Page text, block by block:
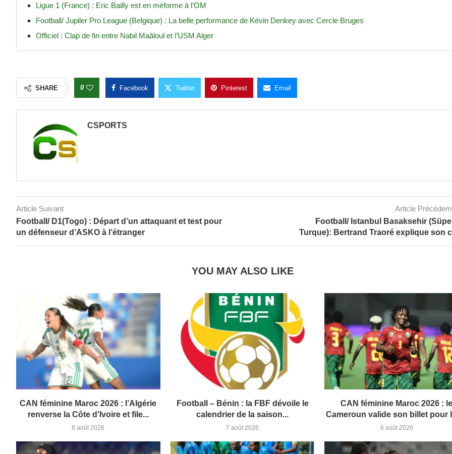
Ligue 1 (France) : Eric Bailly est en méforme à l’OM
Football/ Jupiler Pro League (Belgique) : La belle performance de Kévin Denkey avec Cercle Bruges
Officiel : Clap de fin entre Nabil Maâloul et l’USM Alger
SHARE 0 Facebook Twitter Pinterest Email
CSPORTS
Article Suivant
Football/ D1(Togo) : Départ d’un attaquant et test pour
un défenseur d’ASKO à l’étranger
Article
Football/ Istanbul Basaksehir
Turque): Bertrand Traoré explique son
YOU MAY ALSO LIKE
CAN féminine Maroc 2026 : l’Algérie
renverse la Côte d’Ivoire et file...
8 août 2026
Football – Bénin : la FBF dévoile le
calendrier de la saison...
7 août 2026
CAN féminine Maroc 2026 :
Cameroun valide son billet pour
6 août 2026